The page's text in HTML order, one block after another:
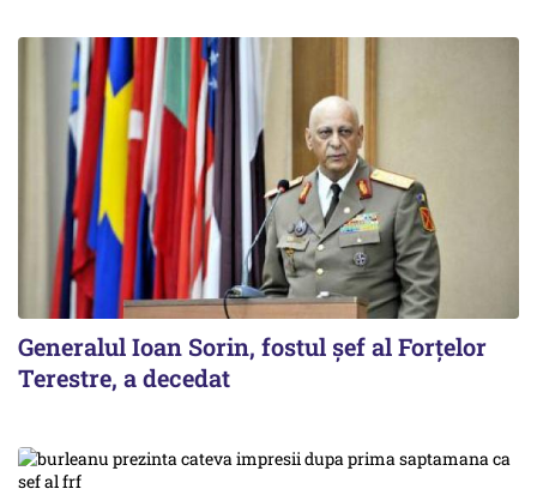
Generalul Ioan Sorin, fostul șef al Forțelor
Terestre, a decedat